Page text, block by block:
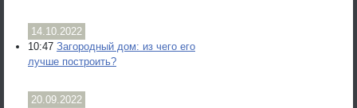
14.10.2022
10:47 Загородный дом: из чего его
лучше построить?
20.09.2022